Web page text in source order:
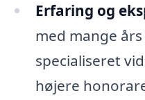
Erfaring og
med mange
specialiseret
højere